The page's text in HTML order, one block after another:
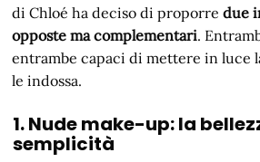
di Chloé ha deciso di proporredue
opposte ma complementari.
entrambe capaci di mettere in luce
le indossa.
1. Nude make-up: la
semplicità